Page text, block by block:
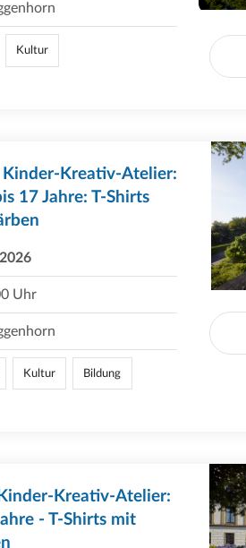
Kultur
Kinder-Kreativ-Atelier:
17 Jahre: T-Shirts
Uhr
Kultur Bildung
Kreativ-Atelier:
- T-Shirts mit